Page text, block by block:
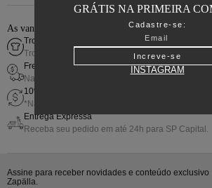
As vantagens de comprar online
Troca fácil
Troca simples e rápida
Frete grátis
Nas compras acima de R$800,00
10% de Gift Back em sua próxima compra
*Não cumulativo com outras promoções.
Entrega Expressa
Receba seu pedido em até 24h para SP Capital.
Assine para receber novidades e conteúdo exclusivo
Zapälla.
GRÁTIS NA PRIMEIRA
Cadastre-se:
Increve-se
INSTAGRAM